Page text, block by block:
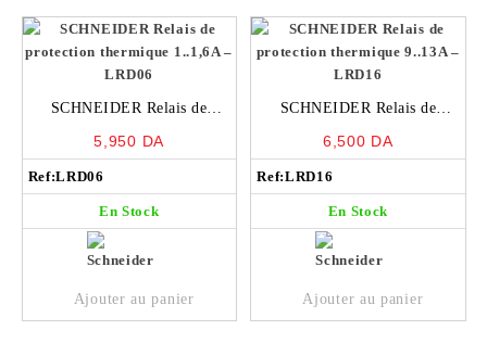
SCHNEIDER Relais de
LRD06
5,950 DA
Ref:LRD06
En Stock
Ajouter au panier
SCHNEIDER Relais de
LRD16
6,500 DA
Ref:LRD16
En Stock
Ajouter au panier